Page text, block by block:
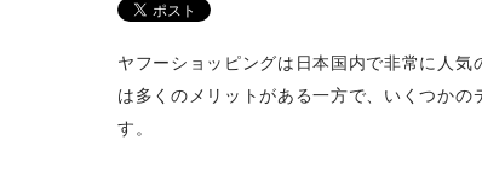
ヤフーショッピングは日本国内で非常に人
は多くのメリットがある一方で、いくつか
す。